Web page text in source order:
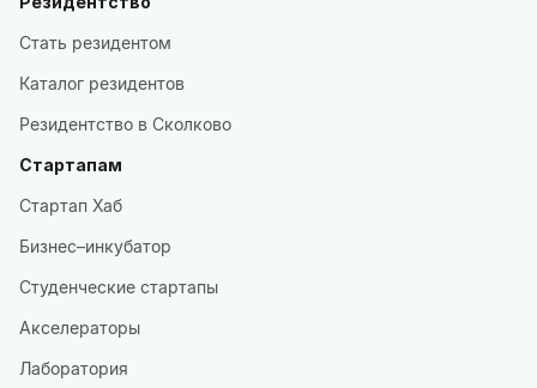
Стать резидентом
Каталог резидентов
Резидентство в Сколково
Стартапам
Стартап Хаб
Бизнес–инкубатор
Студенческие стартапы
Акселераторы
Лаборатория